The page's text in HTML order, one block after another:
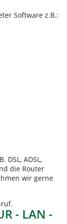
Software z.B.:
DSL, ADSL,
die Router
wir gerne
- LAN -